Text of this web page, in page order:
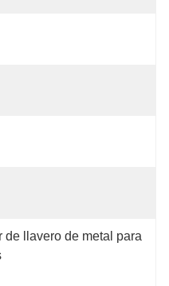
de llavero de metal para